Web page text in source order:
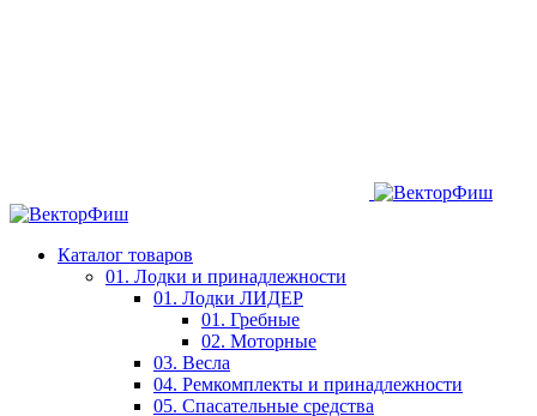
Каталог товаров
01. Лодки и принадлежности
01. Лодки ЛИДЕР
01. Гребные
02. Моторные
03. Весла
04. Ремкомплекты и принадлежности
05. Спасательные средства